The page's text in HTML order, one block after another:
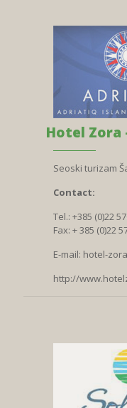
Hotel Zora
Seoski turizam
Contact:
Tel.: +385 (0)22
Fax: + 385 (0)22
E-mail: hotel-
http://